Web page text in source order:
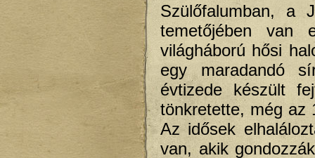
Szülőfalumban, a
temetőjében van
világháború hősi
egy maradandó
évtizede készült
tönkretette, még az
Az idősek
van, akik